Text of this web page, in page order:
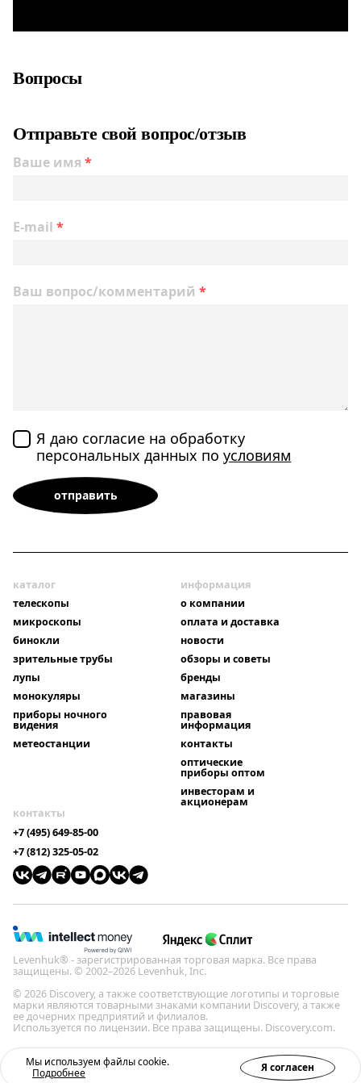
Вопросы
Отправьте свой вопрос/отзыв
Ваше имя *
E-mail *
Ваш вопрос/комментарий *
Я даю согласие на обработку
персональных данных поусловиям
каталог
телескопы
микроскопы
бинокли
зрительные трубы
лупы
монокуляры
приборы ночного
видения
метеостанции
информация
о компании
оплата и доставка
новости
обзоры и советы
бренды
магазины
правовая
информация
контакты
оптические
приборы оптом
инвесторам и
акционерам
контакты
+7 (495) 649-85-00
+7 (812) 325-05-02
Levenhuk® - зарегистрированная торговая марка. Все права
защищены. © 2002–2026 Levenhuk, Inc.
© 2026 Discovery, а также соответствующие логотипы и торговые
марки являются товарными знаками компании Discovery, а также
ее дочерних предприятий и филиалов.
Используется по лицензии. Все права защищены. Discovery.com.
Политика конфиденциальности
Мы используем файлы cookie.
Подробнее
Я согласен